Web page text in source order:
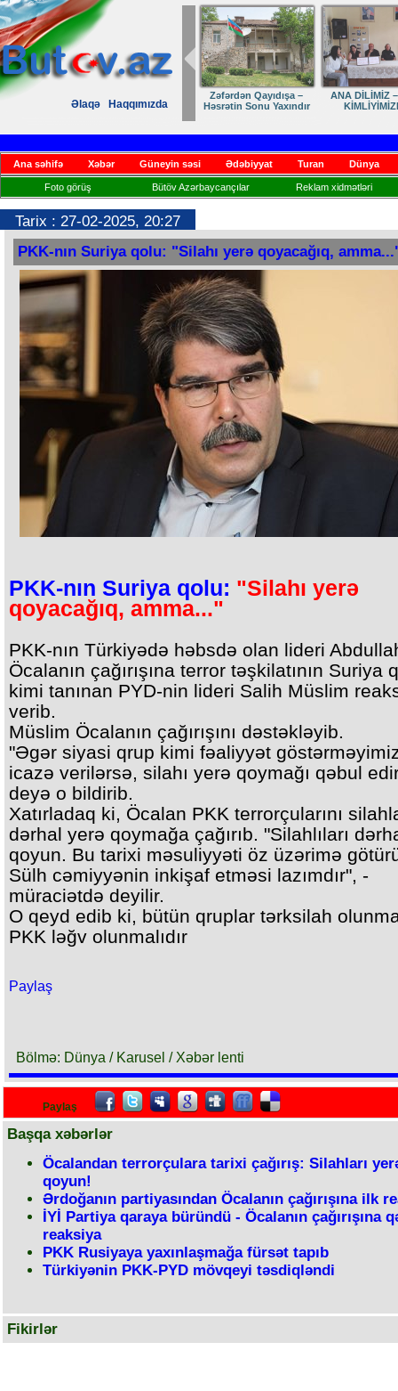
Əlaqə Haqqımızda
Zəfərdən Qayıdışa –
Həsrətin Sonu Yaxındır
ANA DİLİMİZ
Ana səhifə Xəbər Güneyin səsi Ədəbiyyat Turan Dünya
Foto görüş Bütöv Azərbaycançılar Reklam xidmətləri
Tarix : 27-02-2025, 20:27
PKK-nın Suriya qolu: "Silahı yerə qoyacağıq,
PKK-nın Suriya qolu: "Silahı yerə
qoyacağıq, amma..."
PKK-nın Türkiyədə həbsdə olan lideri
Öcalanın çağırışına terror təşkilatının Suriya
kimi tanınan PYD-nin lideri Salih Müslim
verib.
Müslim Öcalanın çağırışını dəstəkləyib.
"Əgər siyasi qrup kimi fəaliyyət
icazə verilərsə, silahı yerə qoymağı qəbul
deyə o bildirib.
Xatırladaq ki, Öcalan PKK terrorçularını
dərhal yerə qoymağa çağırıb. "Silahlıları
qoyun. Bu tarixi məsuliyyəti öz üzərimə
Sülh cəmiyyənin inkişaf etməsi lazımdır", -
müraciətdə deyilir.
O qeyd edib ki, bütün qruplar tərksilah
PKK ləğv olunmalıdır
Paylaş
Bölmə: Dünya / Karusel / Xəbər lenti
Paylaş
Başqa xəbərlər
Öcalandan terrorçulara tarixi çağırış: Silahları
qoyun!
Ərdoğanın partiyasından Öcalanın çağırışına ilk
İYİ Partiya qaraya büründü - Öcalanın çağırışına
reaksiya
PKK Rusiyaya yaxınlaşmağa fürsət tapıb
Türkiyənin PKK-PYD mövqeyi təsdiqləndi
Fikirlər